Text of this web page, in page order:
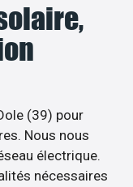
(39) pour
Nous nous
électrique.
nécessaires